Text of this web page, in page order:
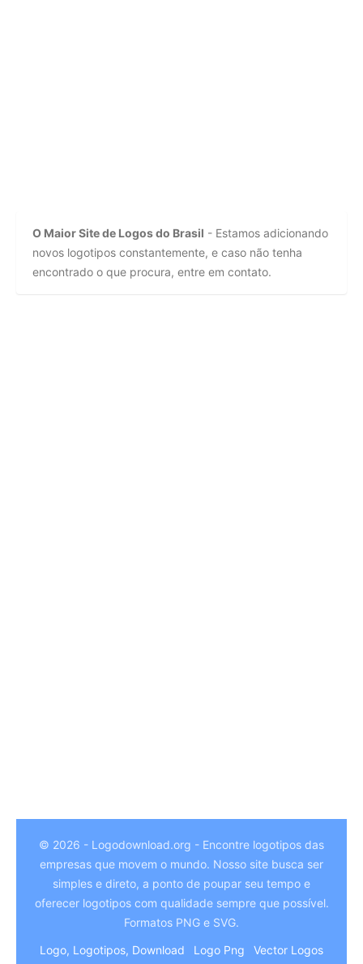
O Maior Site de Logos do Brasil - Estamos adicionando
novos logotipos constantemente, e caso não tenha
encontrado o que procura, entre em contato.
© 2026 - Logodownload.org - Encontre logotipos das
empresas que movem o mundo. Nosso site busca ser
simples e direto, a ponto de poupar seu tempo e
oferecer logotipos com qualidade sempre que possível.
Formatos PNG e SVG.
Logo, Logotipos, Download
Logo Png
Vector Logos
Italian
Hindi
German